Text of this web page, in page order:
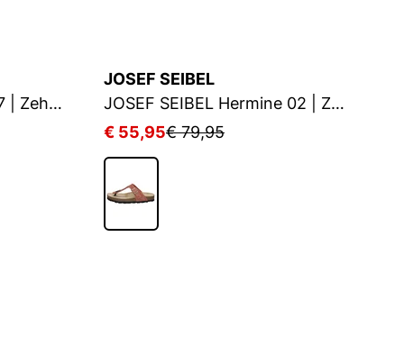
JOSEF SEIBEL Tonga 77 | Zehentrenner für Damen | Weiß
JOSEF SEIBEL
JOSEF SEIBEL Hermine 02 | Zehentrenner für Damen | Rot
€ 55,95€ 79,95